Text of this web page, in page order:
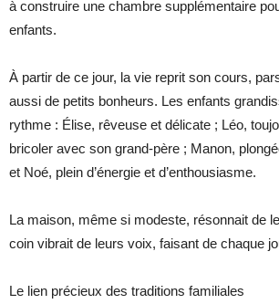
à construire une chambre supplémentaire
enfants.
À partir de ce jour, la vie reprit son cours,
aussi de petits bonheurs. Les enfants
rythme : Élise, rêveuse et délicate ; Léo,
bricoler avec son grand-père ; Manon,
et Noé, plein d’énergie et d’enthousiasme.
La maison, même si modeste, résonnait de
coin vibrait de leurs voix, faisant de chaque
Le lien précieux des traditions familiales